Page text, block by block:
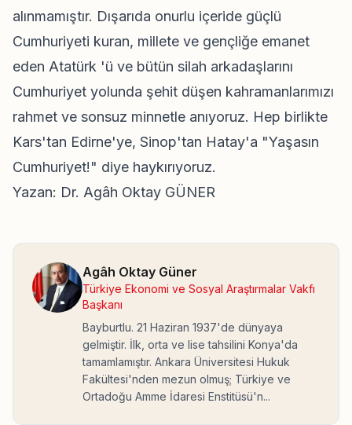
alınmamıştır. Dışarıda onurlu içeride güçlü
Cumhuriyeti kuran, millete ve gençliğe emanet
eden Atatürk 'ü ve bütün silah arkadaşlarını
Cumhuriyet yolunda şehit düşen kahramanlarımızı
rahmet ve sonsuz minnetle anıyoruz. Hep birlikte
Kars'tan Edirne'ye, Sinop'tan Hatay'a "Yaşasın
Cumhuriyet!" diye haykırıyoruz.
Yazan: Dr. Agâh Oktay GÜNER
Agâh Oktay Güner
Türkiye Ekonomi ve Sosyal Araştırmalar Vakfı
Başkanı
Bayburtlu. 21 Haziran 1937'de dünyaya
gelmiştir. İlk, orta ve lise tahsilini Konya'da
tamamlamıştır. Ankara Üniversitesi Hukuk
Fakültesi'nden mezun olmuş; Türkiye ve
Ortadoğu Amme İdaresi Enstitüsü'n...